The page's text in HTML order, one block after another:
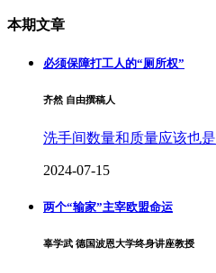
本期文章
必须保障打工人的“厕所权”
齐然 自由撰稿人
洗手间数量和质量应该也
2024-07-15
两个“输家”主宰欧盟命运
辜学武 德国波恩大学终身讲座教授